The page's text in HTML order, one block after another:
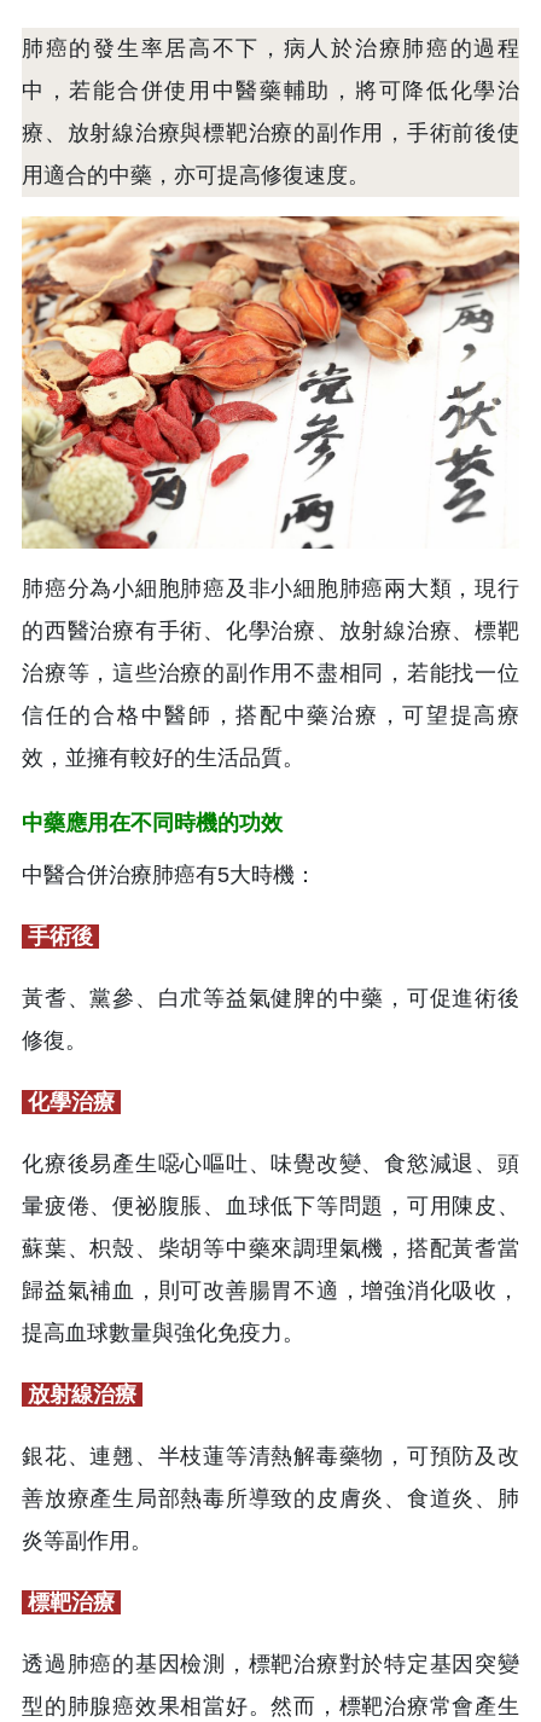
肺癌的發生率居高不下，病人於治療肺癌的過程
中，若能合併使用中醫藥輔助，將可降低化學治
療、放射線治療與標靶治療的副作用，手術前後使
用適合的中藥，亦可提高修復速度。
肺癌分為小細胞肺癌及非小細胞肺癌兩大類，現行
的西醫治療有手術、化學治療、放射線治療、標靶
治療等，這些治療的副作用不盡相同，若能找一位
信任的合格中醫師，搭配中藥治療，可望提高療
效，並擁有較好的生活品質。
中藥應用在不同時機的功效
中醫合併治療肺癌有5大時機：
手術後
黃耆、黨參、白朮等益氣健脾的中藥，可促進術後
修復。
化學治療
化療後易產生噁心嘔吐、味覺改變、食慾減退、頭
暈疲倦、便祕腹脹、血球低下等問題，可用陳皮、
蘇葉、枳殼、柴胡等中藥來調理氣機，搭配黃耆當
歸益氣補血，則可改善腸胃不適，增強消化吸收，
提高血球數量與強化免疫力。
放射線治療
銀花、連翹、半枝蓮等清熱解毒藥物，可預防及改
善放療產生局部熱毒所導致的皮膚炎、食道炎、肺
炎等副作用。
標靶治療
透過肺癌的基因檢測，標靶治療對於特定基因突變
型的肺腺癌效果相當好。然而，標靶治療常會產生